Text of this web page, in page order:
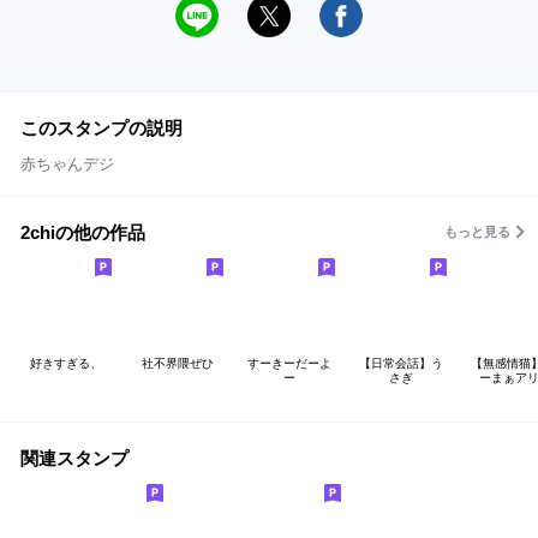
このスタンプの説明
赤ちゃんデジ
2chiの他の作品 もっと見る
好きすぎる、 社不界隈ぜひ
すーきーだーよ
ー
【日常会話】う
さぎ
【無感情猫
ーまぁア
関連スタンプ